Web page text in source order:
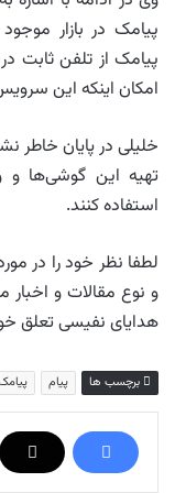
پیامک در بازار
پیامک از تلفن ثابت
امکان اینکه این
خلیلی در پایان خاطر
استفاده کنند.
لطفا نظر خود را در
و نوع مقالات و اخبار
هدایای نفیسی تعلق
برچسب ها پیام